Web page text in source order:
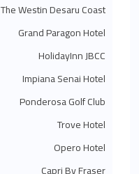
◄سبتمبر 2023 (51)
◄أغسطس 2023 (41)
◄يوليو 2023 (40)
◄يونيو 2023 (32)
◄أبريل 2023 (29)
◄مارس 2023 (86)
◄فبراير 2023 (42)
◄يناير 2023
◄
2022
(575)
◄ديسمبر 2022
The Westin Desaru Coast
Grand Paragon Hotel
HolidayInn JBCC
Impiana Senai Hotel
Ponderosa Golf Club
Trove Hotel
Opero Hotel